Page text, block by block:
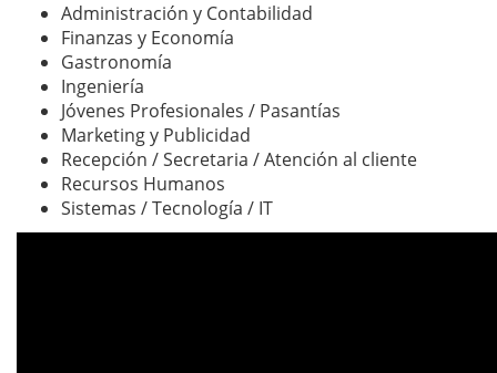
Administración y Contabilidad
Finanzas y Economía
Gastronomía
Ingeniería
Jóvenes Profesionales / Pasantías
Marketing y Publicidad
Recepción / Secretaria / Atención al cliente
Recursos Humanos
Sistemas / Tecnología / IT